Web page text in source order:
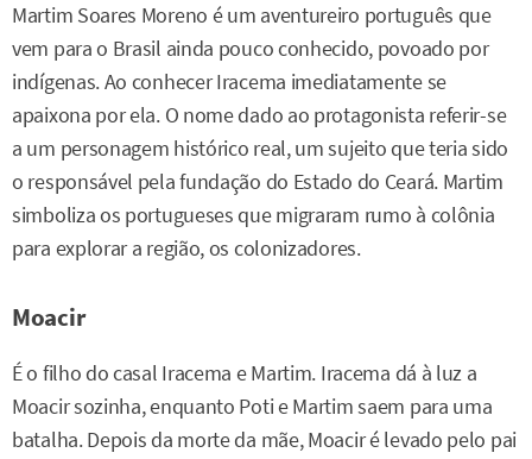
Martim Soares Moreno é um aventureiro português que
vem para o Brasil ainda pouco conhecido, povoado por
indígenas. Ao conhecer Iracema imediatamente se
apaixona por ela. O nome dado ao protagonista referir-se
a um personagem histórico real, um sujeito que teria sido
o responsável pela fundação do Estado do Ceará. Martim
simboliza os portugueses que migraram rumo à colônia
para explorar a região, os colonizadores.
Moacir
É o filho do casal Iracema e Martim. Iracema dá à luz a
Moacir sozinha, enquanto Poti e Martim saem para uma
batalha. Depois da morte da mãe, Moacir é levado pelo pai